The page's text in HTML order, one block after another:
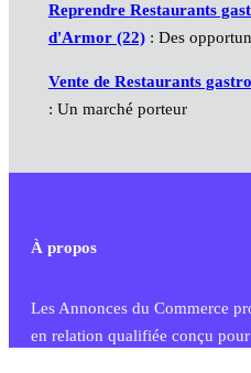
Reprendre Restaurants
d'Armor (22): Des
Vente de Restaurants
: Un marché porteur
À propos
Les Annonces du Commerce
en relation qualifiée conçu
commercial et les collectivités